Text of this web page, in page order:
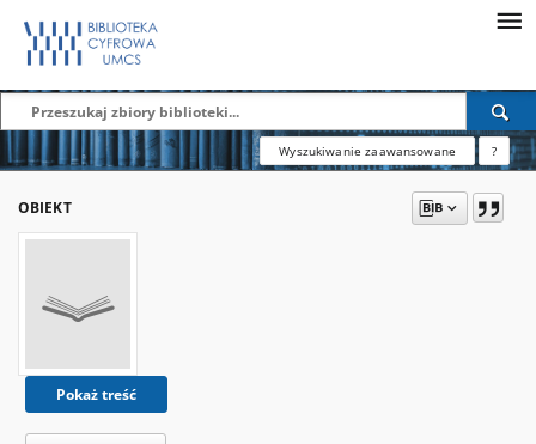
Wyszukiwanie zaawansowane ?
OBIEKT
Pokaż treść